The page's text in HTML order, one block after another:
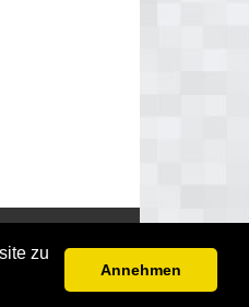
zu
Annehmen